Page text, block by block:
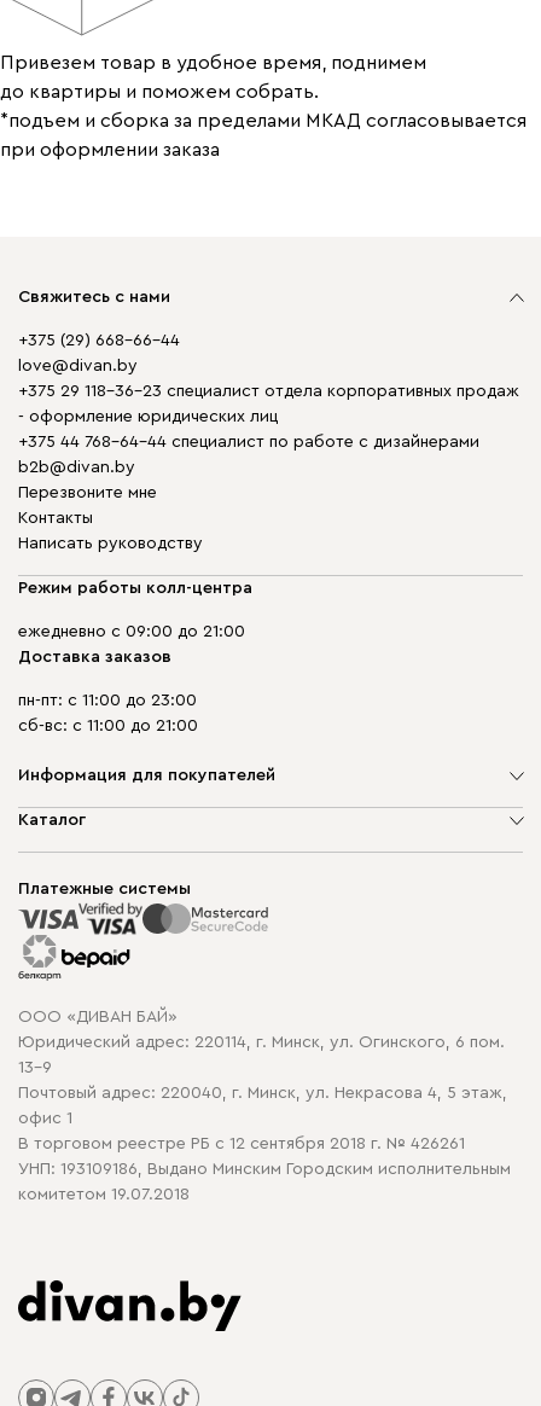
Привезем товар в удобное время, поднимем
до квартиры и поможем собрать.
*подъем и сборка за пределами МКАД согласовывается
при оформлении заказа
Свяжитесь с нами
+375 (29) 668-66-44
love@divan.by
+375 29 118-36-23 специалист отдела корпоративных продаж
- оформление юридических лиц
+375 44 768-64-44 специалист по работе с дизайнерами
b2b@divan.by
Перезвоните мне
Контакты
Написать руководству
Режим работы колл-центра
ежедневно с 09:00 до 21:00
Доставка заказов
пн-пт: с 11:00 до 23:00
сб-вс: с 11:00 до 21:00
Информация для покупателей
О компании
Способы оплаты
Рассрочка и кредит
Гарантия
Карта сайта
Политика конфиденциальности
Политика в отношении обработки cookie
Каталог
Корпусная мебель
Распродажа мебели
Платежные системы
ООО «ДИВАН БАЙ»
Юридический адрес: 220114, г. Минск, ул. Огинского, 6 пом.
13-9
Почтовый адрес: 220040, г. Минск, ул. Некрасова 4, 5 этаж,
офис 1
В торговом реестре РБ с 12 сентября 2018 г. № 426261
УНП: 193109186, Выдано Минским Городским исполнительным
комитетом 19.07.2018